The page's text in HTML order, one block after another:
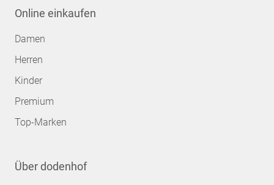
Online einkaufen
Damen
Herren
Kinder
Premium
Top-Marken
Über dodenhof